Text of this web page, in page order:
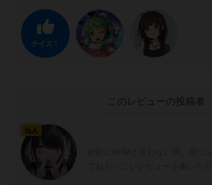
ナイス！
このレビューの投稿者
仙人